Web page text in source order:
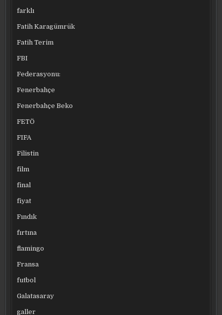
farklı
Fatih Karagümrük
Fatih Terim
FBI
Federasyonu:
Fenerbahçe
Fenerbahçe Beko
FETÖ
FIFA
Filistin
film
final
fiyat
Fındık
fırtına
flamingo
Fransa
futbol
Galatasaray
galler